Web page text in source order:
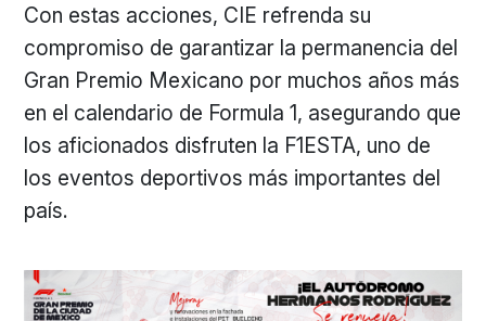
Con estas acciones, CIE refrenda su
compromiso de garantizar la permanencia del
Gran Premio Mexicano por muchos años más
en el calendario de Formula 1, asegurando que
los aficionados disfruten la F1ESTA, uno de
los eventos deportivos más importantes del
país.